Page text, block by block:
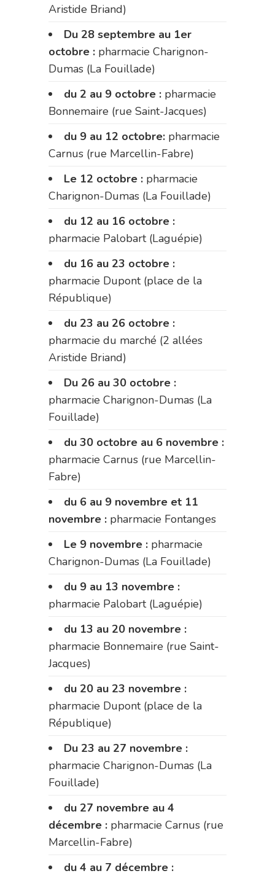
Aristide Briand)
Du 28 septembre au 1er
octobre : pharmacie Charignon-
Dumas (La Fouillade)
du 2 au 9 octobre : pharmacie
Bonnemaire (rue Saint-Jacques)
du 9 au 12 octobre: pharmacie
Carnus (rue Marcellin-Fabre)
Le 12 octobre : pharmacie
Charignon-Dumas (La Fouillade)
du 12 au 16 octobre :
pharmacie Palobart (Laguépie)
du 16 au 23 octobre :
pharmacie Dupont (place de la
République)
du 23 au 26 octobre :
pharmacie du marché (2 allées
Aristide Briand)
Du 26 au 30 octobre :
pharmacie Charignon-Dumas (La
Fouillade)
du 30 octobre au 6 novembre :
pharmacie Carnus (rue Marcellin-
Fabre)
du 6 au 9 novembre et 11
novembre : pharmacie Fontanges
Le 9 novembre : pharmacie
Charignon-Dumas (La Fouillade)
du 9 au 13 novembre :
pharmacie Palobart (Laguépie)
du 13 au 20 novembre :
pharmacie Bonnemaire (rue Saint-
Jacques)
du 20 au 23 novembre :
pharmacie Dupont (place de la
République)
Du 23 au 27 novembre :
pharmacie Charignon-Dumas (La
Fouillade)
du 27 novembre au 4
décembre : pharmacie Carnus (rue
Marcellin-Fabre)
du 4 au 7 décembre :